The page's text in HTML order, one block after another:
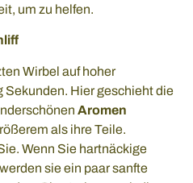
um zu helfen.
Wirbel auf hoher
Sekunden. Hier geschieht die
Aromen
als ihre Teile.
Wenn Sie hartnäckige
sie ein paar sanfte